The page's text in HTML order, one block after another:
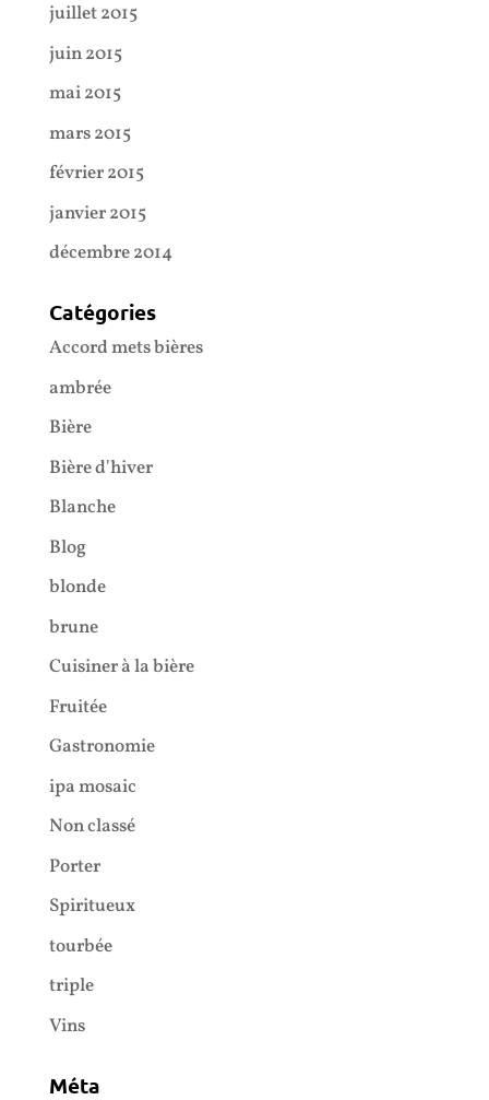
juillet 2015
juin 2015
mai 2015
mars 2015
février 2015
janvier 2015
décembre 2014
Catégories
Accord mets bières
ambrée
Bière
Bière d'hiver
Blanche
Blog
blonde
brune
Cuisiner à la bière
Fruitée
Gastronomie
ipa mosaic
Non classé
Porter
Spiritueux
tourbée
triple
Vins
Méta